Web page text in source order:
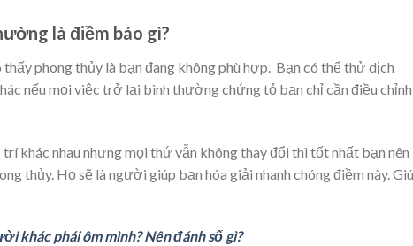
là điềm báo gì?
phong thủy là bạn đang không phù hợp. Bạn có thể thử dịch
nếu mọi việc trở lại bình thường chứng tỏ bạn chỉ cần điều
trí khác nhau nhưng mọi thứ vẫn không thay đổi thì tốt nhất bạn nên
thủy. Họ sẽ là người giúp bạn hóa giải nhanh chóng điềm này.
khác phái ôm mình? Nên đánh số gì?